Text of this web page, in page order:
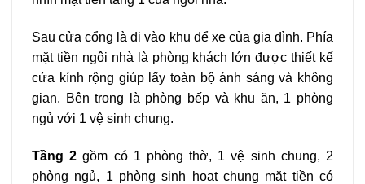
Sau cửa cổng là đi vào khu để xe của gia đình. Phía
mặt tiền ngôi nhà là phòng khách lớn được thiết kế
cửa kính rộng giúp lấy toàn bộ ánh sáng và không
gian. Bên trong là phòng bếp và khu ăn, 1 phòng
ngủ với 1 vệ sinh chung.
Tầng 2 gồm có 1 phòng thờ, 1 vệ sinh chung, 2
phòng ngủ, 1 phòng sinh hoạt chung mặt tiền có